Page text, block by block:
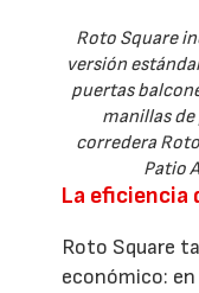
Roto Square
versión
puertas
manillas de
corredera
Patio
La eficiencia
Roto Square
económico: